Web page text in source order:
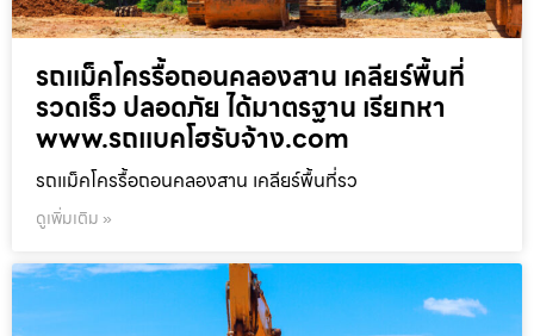
รถแม็คโครรื้อถอนคลองสาน เคลียร์พื้นที่
รวดเร็ว ปลอดภัย ได้มาตรฐาน เรียกหา
www.รถแบคโฮรับจ้าง.com
รถแม็คโครรื้อถอนคลองสาน เคลียร์พื้นที่รว
ดูเพิ่มเติม »